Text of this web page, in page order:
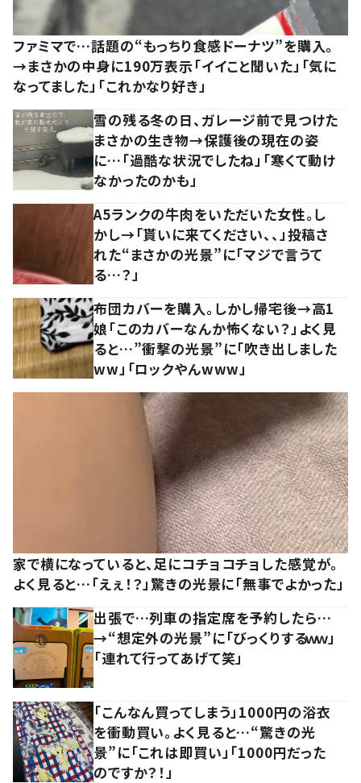
ファミマで…話題の“もっちり食感ドーナツ”を購入。
→まさかの中身に190万表示「イイこと聞いた」「気に
なってました」「これかなり好き」
雪の残る冬の日、ガレージ前で見つけた
まさかの生き物→保護後の現在の姿
に…「過酷な状況でしたね」「寒くて動け
なかったのかも」
A5ランクの牛肉をいただいた女性。し
かし→「貰いに来てください、、」投稿さ
れた“まさかの光景”に「マジで言うて
る…？」
布団カバーを購入。しかし帰宅後→高1
娘「このカバーなんか怖くない？」よく見
ると…”衝撃の光景”に「吹き出しました
ww」「ロックやんwww」
家で横になっていると、足にコチョコチョした感覚が。
よく見ると…「えぇ！？」驚きの光景に「無事でよかった」
出張で…列車の指定席を予約したら…
→“想定外の光景”に「びっくりするｗｗ」
「連れて行ってあげて笑」
「こんなん買ってしまう」1000円の浴衣
を衝動買い。よく見ると…“驚きの光
景”に「これは即買い」「1000円だった
のですか？！」